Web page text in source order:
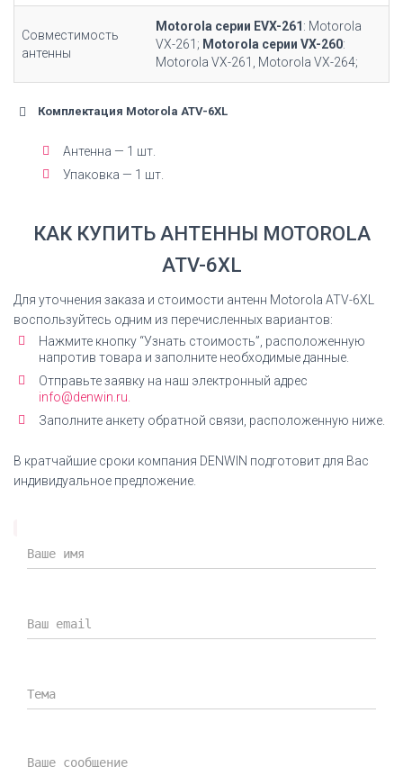
Совместимость
антенны
Motorola серии EVX-261 : Motorola
VX-261; Motorola серии VX-260:
Motorola VX-261, Motorola VX-264;
Комплектация Motorola ATV-6XL
Антенна — 1 шт.
Упаковка — 1 шт.
КАК КУПИТЬ АНТЕННЫ MOTOROLA
ATV-6XL
Для уточнения заказа и стоимости антенн Motorola ATV-6XL
воспользуйтесь одним из перечисленных вариантов:
Нажмите кнопку “Узнать стоимость”, расположенную
напротив товара и заполните необходимые данные.
Отправьте заявку на наш электронный адрес
info@denwin.ru.
Заполните анкету обратной связи, расположенную ниже.
В кратчайшие сроки компания DENWIN подготовит для Вас
индивидуальное предложение.